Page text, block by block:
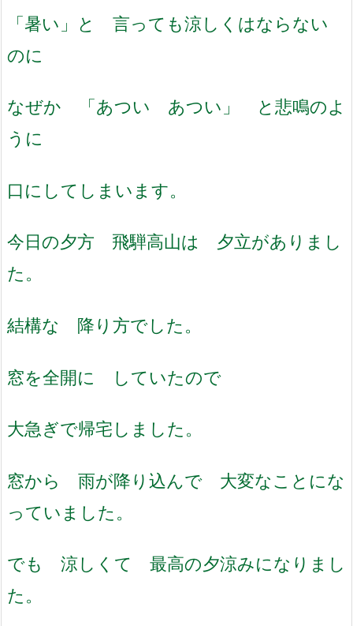
「暑い」と 言っても涼しくはならない
のに
なぜか 「あつい あつい」 と悲鳴のよ
うに
口にしてしまいます。
今日の夕方 飛騨高山は 夕立がありまし
た。
結構な 降り方でした。
窓を全開に していたので
大急ぎで帰宅しました。
窓から 雨が降り込んで 大変なことにな
っていました。
でも 涼しくて 最高の夕涼みになりまし
た。